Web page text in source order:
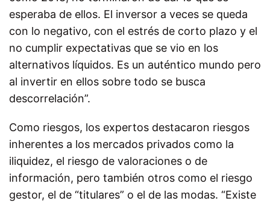
esperaba de ellos. El inversor a veces se queda
con lo negativo, con el estrés de corto plazo y el
no cumplir expectativas que se vio en los
alternativos líquidos. Es un auténtico mundo pero
al invertir en ellos sobre todo se busca
descorrelación”.
Como riesgos, los expertos destacaron riesgos
inherentes a los mercados privados como la
iliquidez, el riesgo de valoraciones o de
información, pero también otros como el riesgo
gestor, el de “titulares” o el de las modas. “Existe